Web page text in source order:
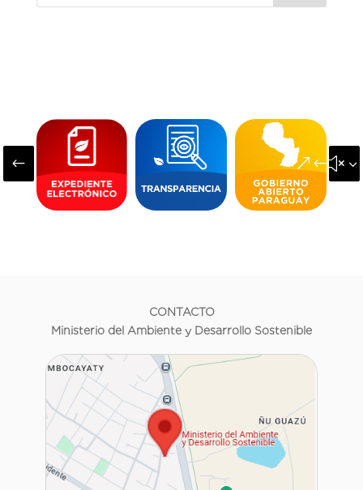
#
CONTACTO
Ministerio del Ambiente y Desarrollo Sostenible